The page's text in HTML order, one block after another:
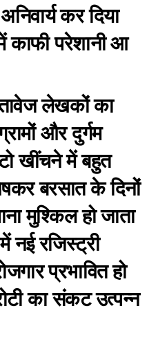
कर दिया
काफी परेशानी आ
लेखकों का
और दुर्गम
खींचने में बहुत
बरसात के दिनों
मुश्किल हो जाता
नई रजिस्ट्री
प्रभावित हो
का संकट उत्पन्न